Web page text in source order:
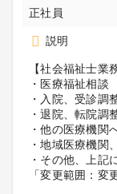
正社員
説明
【社会福祉士業
・医療福祉相談
・入院、受診調
・退院、転院調
・他の医療機関
・地域医療機関
・その他、上記
「変更範囲：変